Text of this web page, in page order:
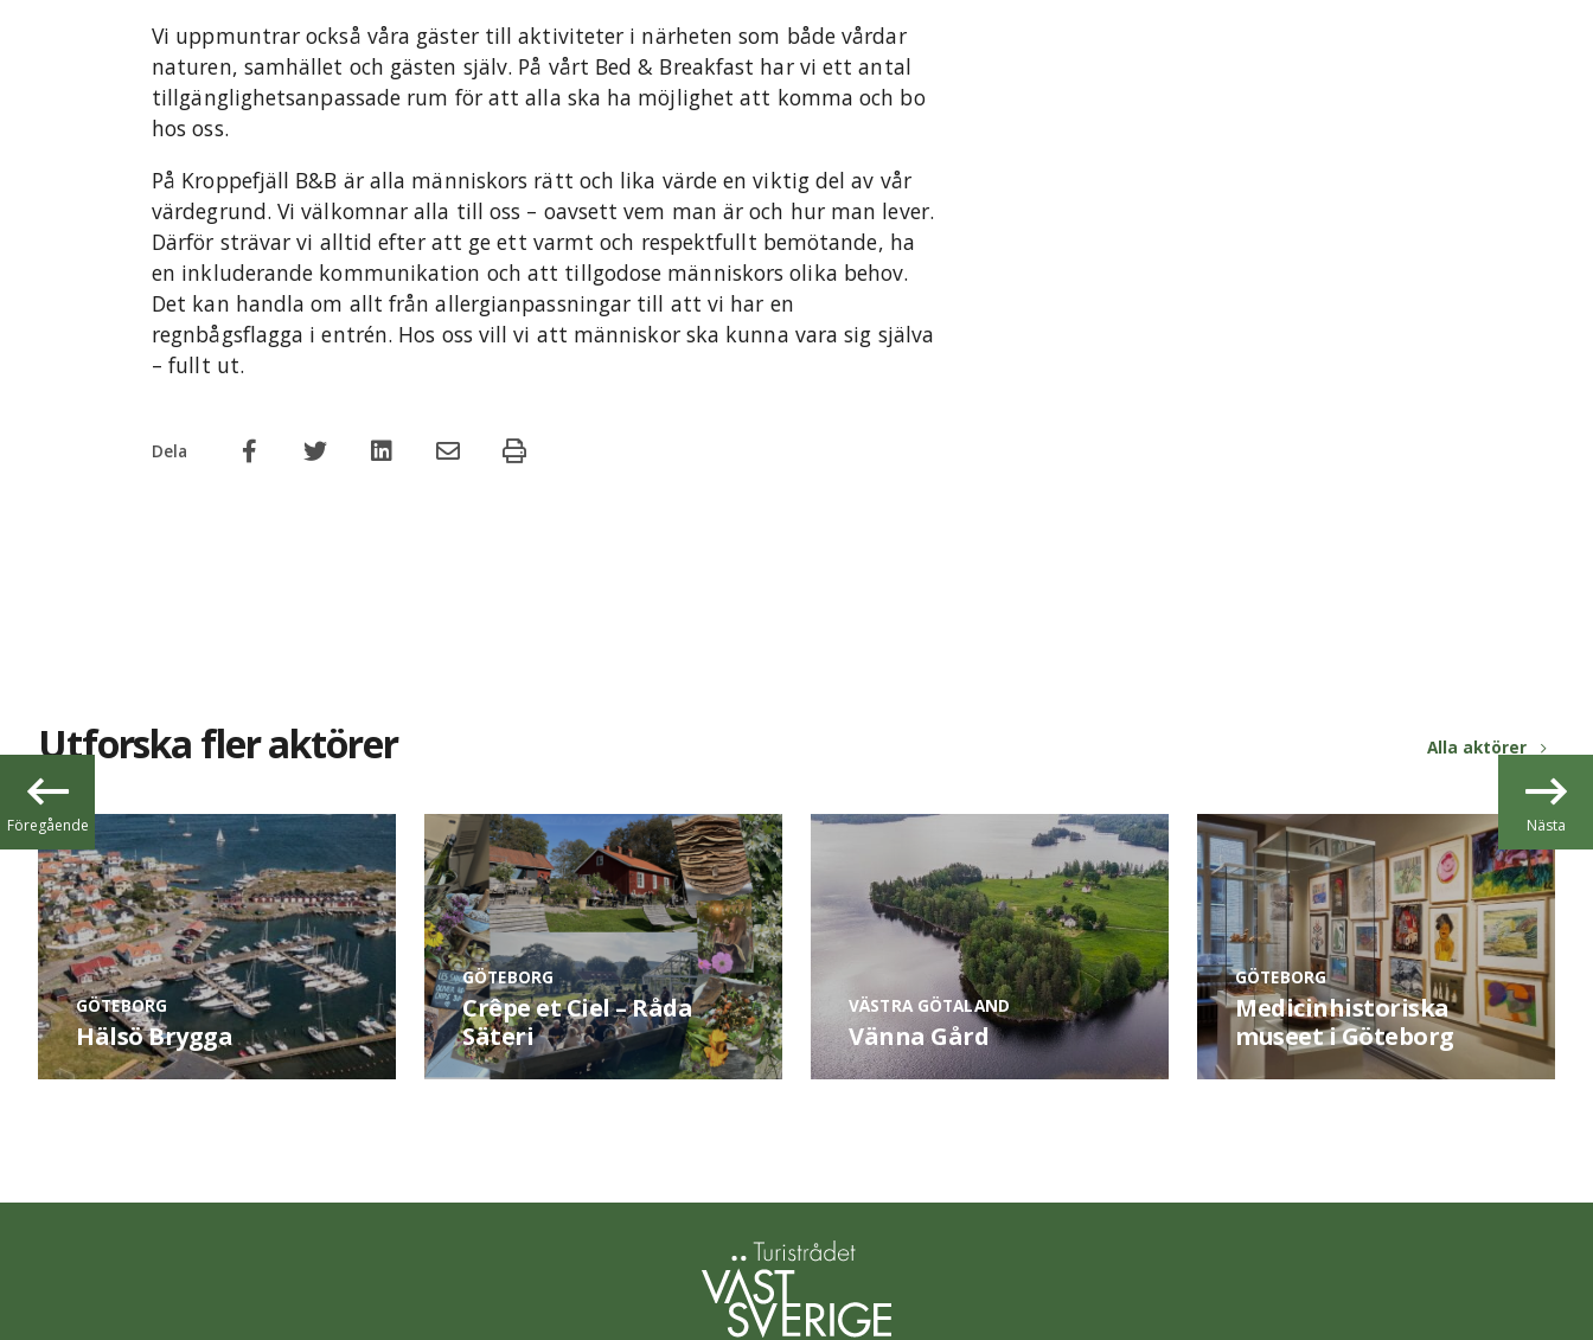
Vi uppmuntrar också våra gäster till aktiviteter i närheten som både vårdar
naturen, samhället och gästen själv. På vårt Bed & Breakfast har vi ett antal
tillgänglighetsanpassade rum för att alla ska ha möjlighet att komma och bo
hos oss.
På Kroppefjäll B&B är alla människors rätt och lika värde en viktig del av vår
värdegrund. Vi välkomnar alla till oss – oavsett vem man är och hur man lever.
Därför strävar vi alltid efter att ge ett varmt och respektfullt bemötande, ha
en inkluderande kommunikation och att tillgodose människors olika behov.
Det kan handla om allt från allergianpassningar till att vi har en
regnbågsflagga i entrén. Hos oss vill vi att människor ska kunna vara sig själva
– fullt ut.
Dela
Nästa
Föregående
Utforska fler aktörer Alla aktörer
GÖTEBORG
Hälsö Brygga
GÖTEBORG
Crêpe et Ciel – Råda
Säteri
VÄSTRA GÖTALAND
Vänna Gård
GÖTEBORG
Medicinhistoriska
museet i Göteborg